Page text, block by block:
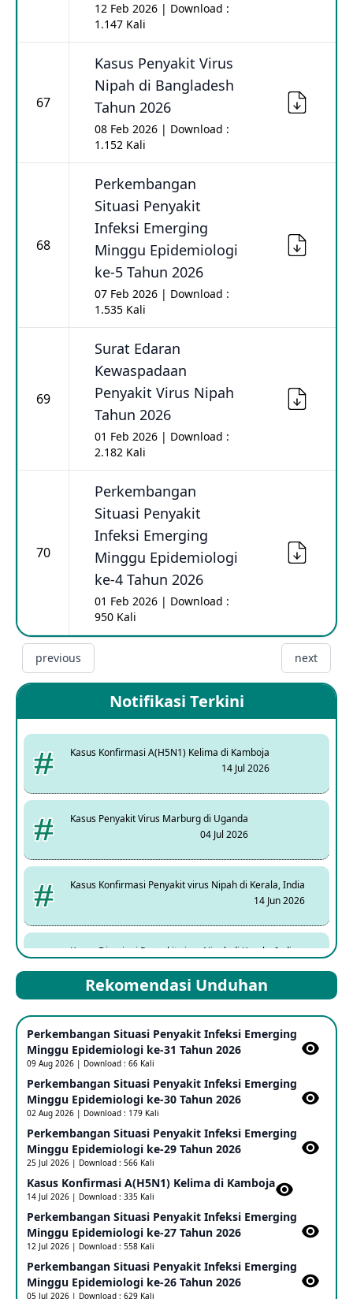
12 Feb 2026 | Download :
1.147 Kali
67
Kasus Penyakit Virus
Nipah di Bangladesh
Tahun 2026
08 Feb 2026 | Download :
1.152 Kali
68
Perkembangan
Situasi Penyakit
Infeksi Emerging
Minggu Epidemiologi
ke-5 Tahun 2026
07 Feb 2026 | Download :
1.535 Kali
69
Surat Edaran
Kewaspadaan
Penyakit Virus Nipah
Tahun 2026
01 Feb 2026 | Download :
2.182 Kali
70
Perkembangan
Situasi Penyakit
Infeksi Emerging
Minggu Epidemiologi
ke-4 Tahun 2026
01 Feb 2026 | Download :
950 Kali
previous next
Notifikasi Terkini
Kasus Konfirmasi A(H5N1) Kelima di Kamboja
14 Jul 2026
Kasus Penyakit Virus Marburg di Uganda
04 Jul 2026
Kasus Konfirmasi Penyakit virus Nipah di Kerala, India
14 Jun 2026
Kasus Dicurigai Penyakit virus Nipah di Kerala, India
Mpox Clade 1b di Taiwan
25 May 2026
Update Informasi PHEIC Penyakit Ebola
23 May 2026
Penetapan Outbreak Penyakit Ebola di RD Kongo dan
Uganda Sebagai PHEIC
17 May 2026
Outbreak Penyakti Ebola di RD Kongo
16 May 2026
Kasus Konfirmasi A(H5NN6) di Cina
Rekomendasi Unduhan
Perkembangan Situasi Penyakit Infeksi Emerging
Minggu Epidemiologi ke-31 Tahun 2026
09 Aug 2026 | Download : 66 Kali
Perkembangan Situasi Penyakit Infeksi Emerging
Minggu Epidemiologi ke-30 Tahun 2026
02 Aug 2026 | Download : 179 Kali
Perkembangan Situasi Penyakit Infeksi Emerging
Minggu Epidemiologi ke-29 Tahun 2026
25 Jul 2026 | Download : 566 Kali
Kasus Konfirmasi A(H5N1) Kelima di Kamboja​
14 Jul 2026 | Download : 335 Kali
Perkembangan Situasi Penyakit Infeksi Emerging
Minggu Epidemiologi ke-27 Tahun 2026
12 Jul 2026 | Download : 558 Kali
Perkembangan Situasi Penyakit Infeksi Emerging
Minggu Epidemiologi ke-26 Tahun 2026
05 Jul 2026 | Download : 629 Kali